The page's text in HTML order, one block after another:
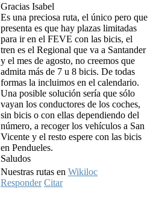
Gracias Isabel
Es una preciosa ruta, el único pero que
presenta es que hay plazas limitadas
para ir en el FEVE con las bicis, el
tren es el Regional que va a Santander
y el mes de agosto, no creemos que
admita más de 7 u 8 bicis. De todas
formas la incluimos en el calendario.
Una posible solución sería que sólo
vayan los conductores de los coches,
sin bicis o con ellas dependiendo del
número, a recoger los vehículos a San
Vicente y el resto espere con las bicis
en Pendueles.
Saludos
Nuestras rutas en Wikiloc
Responder Citar